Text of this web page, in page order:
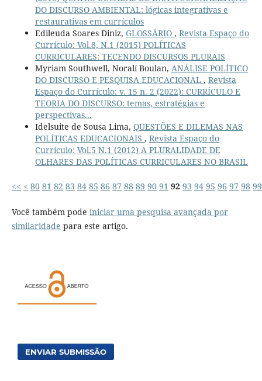
DO DISCURSO AMBIENTAL: lógicas integrativas e
restaurativas em currículos
Edileuda Soares Diniz, GLOSSÁRIO , Revista Espaço do
Currículo: Vol.8, N.1 (2015) POLÍTICAS
CURRICULARES: TECENDO DISCURSOS PLURAIS
Myriam Southwell, Noralí Boulan, ANÁLISE POLÍTICO
DO DISCURSO E PESQUISA EDUCACIONAL , Revista
Espaço do Currículo: v. 15 n. 2 (2022): CURRÍCULO E
TEORIA DO DISCURSO: temas, estratégias e
perspectivas...
Idelsuite de Sousa Lima, QUESTÕES E DILEMAS NAS
POLÍTICAS EDUCACIONAIS , Revista Espaço do
Currículo: Vol.5 N.1 (2012) A PLURALIDADE DE
OLHARES DAS POLÍTICAS CURRICULARES NO BRASIL
<< < 80 81 82 83 84 85 86 87 88 89 90 91 92 93 94 95 96 97 98 99
Você também pode iniciar uma pesquisa avançada por
similaridade para este artigo.
ENVIAR SUBMISSÃO